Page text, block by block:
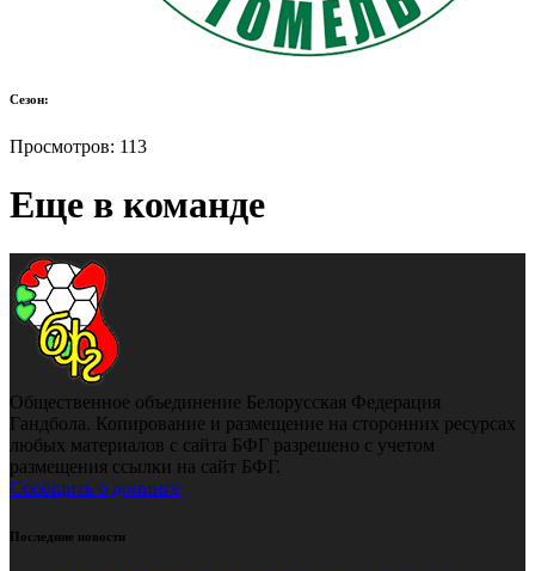
Сезон:
Просмотров: 113
Еще в команде
Общественное объединение Белорусская Федерация
Гандбола. Копирование и размещение на сторонних ресурсах
любых материалов с сайта БФГ разрешено с учетом
размещения ссылки на сайт БФГ.
Сообщить о допинге
Последние новости